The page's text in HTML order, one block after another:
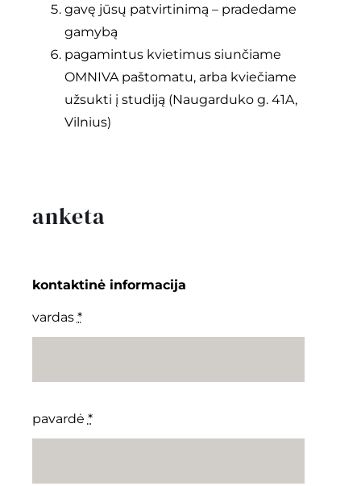
gavę jūsų patvirtinimą – pradedame
gamybą
pagamintus kvietimus siunčiame
OMNIVA paštomatu, arba kviečiame
užsukti į studiją (Naugarduko g. 41A,
Vilnius)
anketa
kontaktinė informacija
vardas *
pavardė *